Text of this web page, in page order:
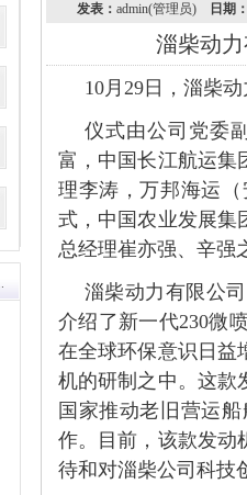
发表： admin(管理员) 日期
淄柴动
10月29日，淄柴
仪式由公司党委
富，中国长江航运集
理李涛，万邦海运
式，中国农业发展集
总经理崔亦强、辛强
淄柴动力有限公
介绍了新一代230微
在全球环保意识日益
机的研制之中。这款
国家推动老旧营运
作。目前，该款发动
待和对淄柴公司科技